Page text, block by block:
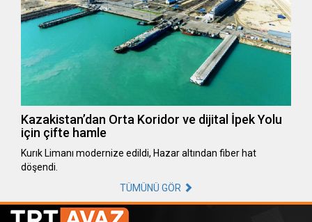
Kazakistan’dan Orta Koridor ve dijital İpek Yolu
için çifte hamle
Kurık Limanı modernize edildi, Hazar altından fiber hat
döşendi.
TÜMÜNÜ GÖR